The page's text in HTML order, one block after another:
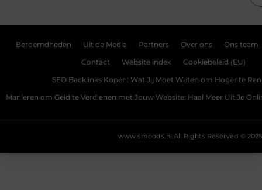
Beroemdheden Uit de Media Partners Over ons Ons team
Contact Website index Cookiebeleid (EU)
SEO Backlinks Kopen: Wat Jij Moet Weten om Hoger te
Manieren om Geld te Verdienen met Jouw Website: Haal Meer Uit Je
All Rights Reserved © 2025
www.smoods.nl.